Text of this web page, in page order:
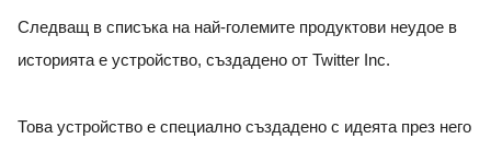
Следващ в списъка на най-големите продуктови неудое в
историята е устройство, създадено от Twitter Inc.
Това устройство е специално създадено с идеята през него